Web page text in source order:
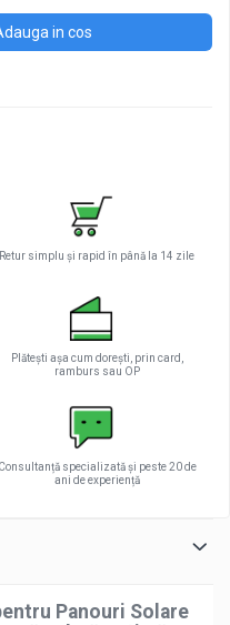
in cos
Retur simplu și rapid în până la 14 zile
Plătești așa cum dorești, prin card,
ramburs sau OP
Consultanță specializată și peste 20 de
ani de experiență
Panouri Solare